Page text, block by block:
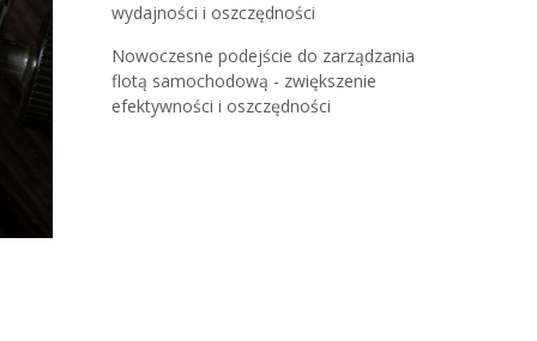
wydajności i oszczędności
Nowoczesne podejście do zarządzania
flotą samochodową - zwiększenie
efektywności i oszczędności